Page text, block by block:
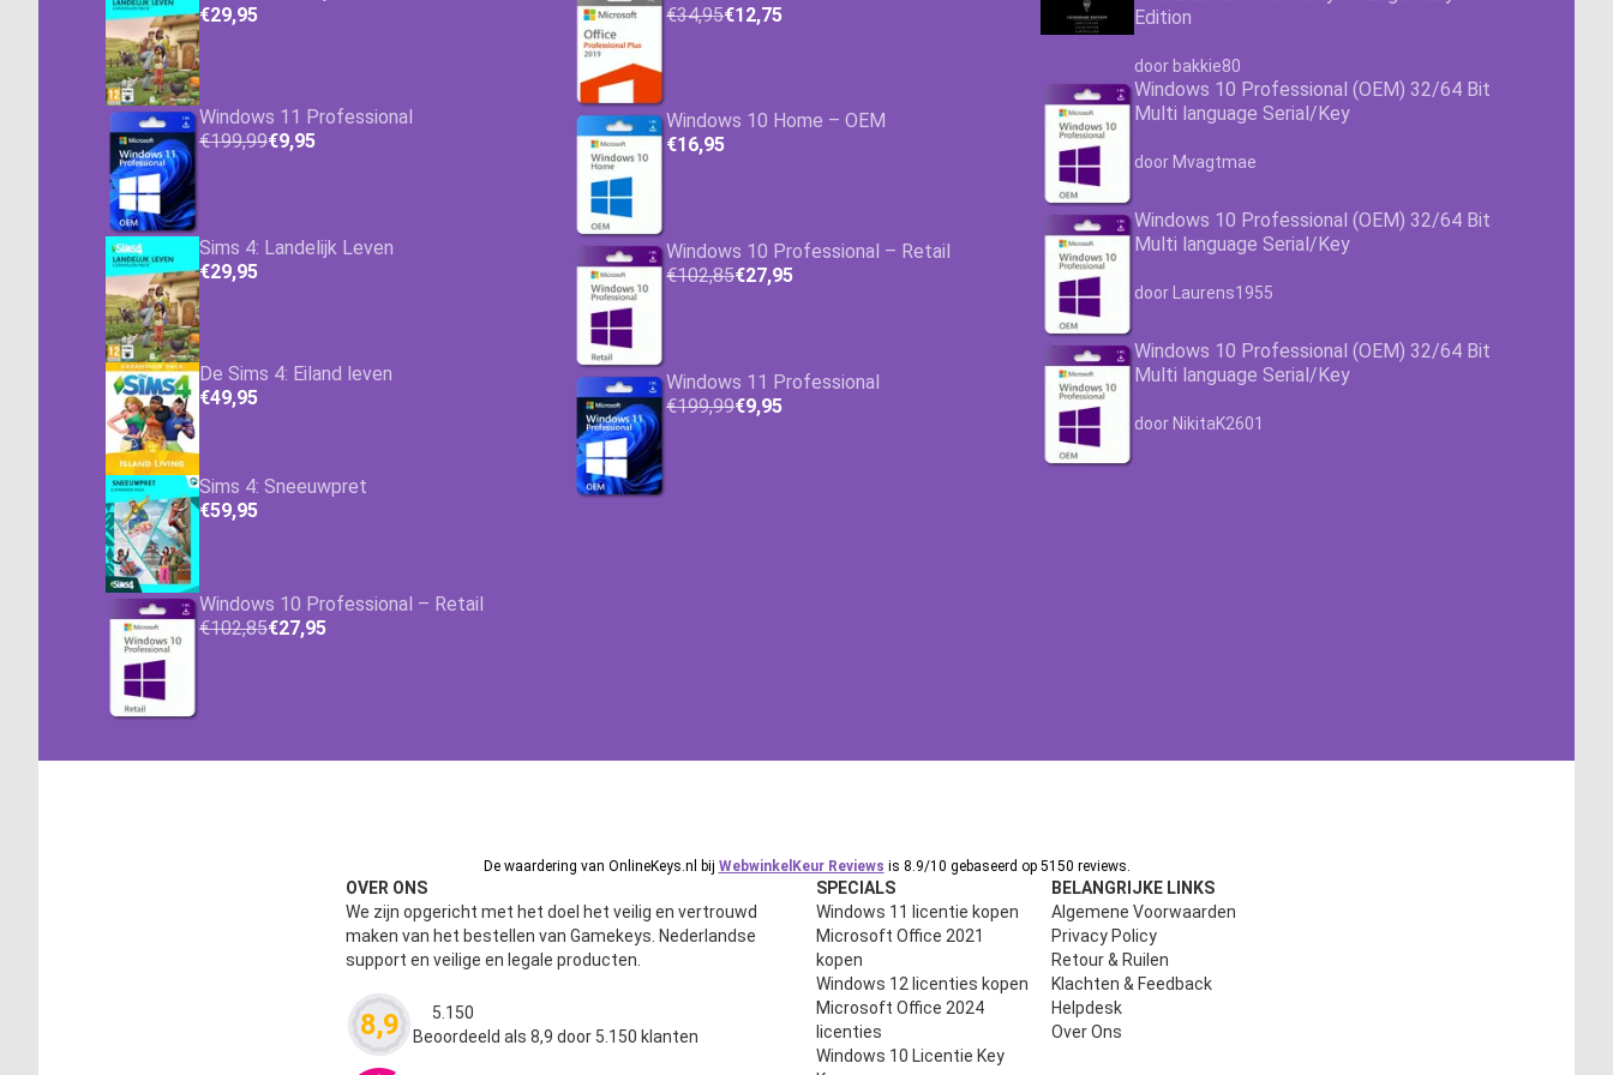
€29,95
Windows 11 Professional
€199,99€9,95
Sims 4: Landelijk Leven
€29,95
De Sims 4: Eiland leven
€49,95
Sims 4: Sneeuwpret
€59,95
Windows 10 Professional – Retail
€102,85€27,95
€34,95€12,75
Windows 10 Home – OEM
€16,95
Windows 10 Professional – Retail
€102,85€27,95
Windows 11 Professional
€199,99€9,95
Edition
Waardering4.63
door bakkie80
Windows 10 Professional (OEM) 32/64 Bit
Multi language Serial/Key
Waardering4.63
door Mvagtmae
Windows 10 Professional (OEM) 32/64 Bit
Multi language Serial/Key
Waardering4.63uit 5
door Laurens1955
Windows 10 Professional (OEM) 32/64 Bit
Multi language Serial/Key
Waardering4.63
door NikitaK2601
De waardering van OnlineKeys.nl bij WebwinkelKeur Reviews is 8.9/10 gebaseerd op 5150 reviews.
OVER ONS
We zijn opgericht met het doel het veilig en vertrouwd
maken van het bestellen van Gamekeys. Nederlandse
support en veilige en legale producten.
8,9 Waardering
5.150
Beoordeeld als 8,9 door 5.150 klanten
SPECIALS
Windows 11 licentie kopen
Microsoft Office 2021
kopen
Windows 12 licenties kopen
Microsoft Office 2024
licenties
Windows 10 Licentie Key
BELANGRIJKE LINKS
Algemene Voorwaarden
Privacy Policy
Retour & Ruilen
Klachten & Feedback
Helpdesk
Over Ons